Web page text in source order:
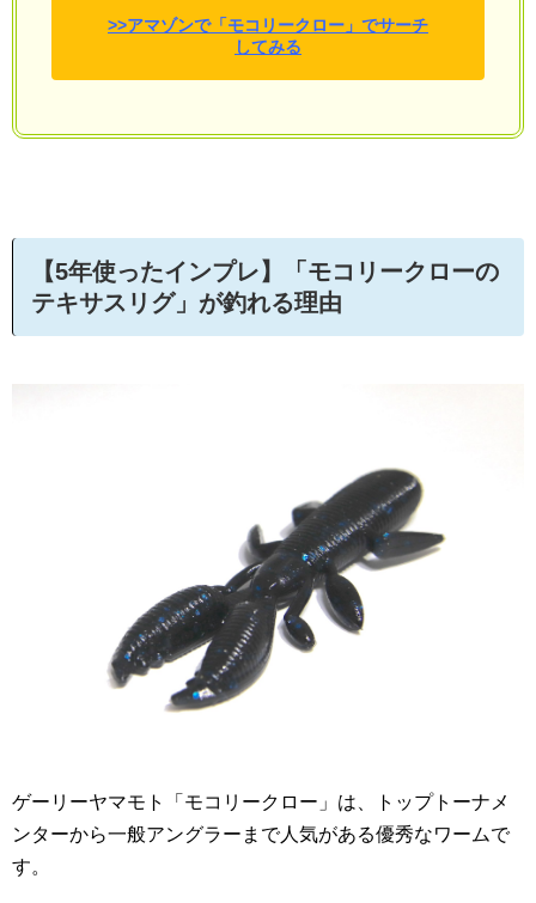
>>アマゾンで「モコリークロー」でサーチ
してみる
【5年使ったインプレ】「モコリークローの
テキサスリグ」が釣れる理由
ゲーリーヤマモト「モコリークロー」は、トップトーナメ
ンターから一般アングラーまで人気がある優秀なワームで
す。